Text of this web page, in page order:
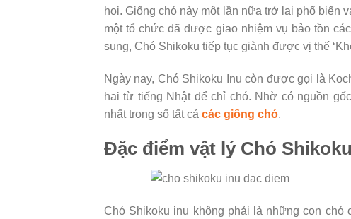
hoi. Giống chó này một lần nữa trở lại phổ biến
một tổ chức đã được giao nhiệm vụ bảo tồn
sung, Chó Shikoku tiếp tục giành được vị thế
Ngày nay, Chó Shikoku Inu còn được gọi là
hai từ tiếng Nhật để chỉ chó. Nhờ có nguồn
nhất trong số tất cả các giống chó.
Đặc điểm vật lý Chó
Chó Shikoku inu không phải là những con